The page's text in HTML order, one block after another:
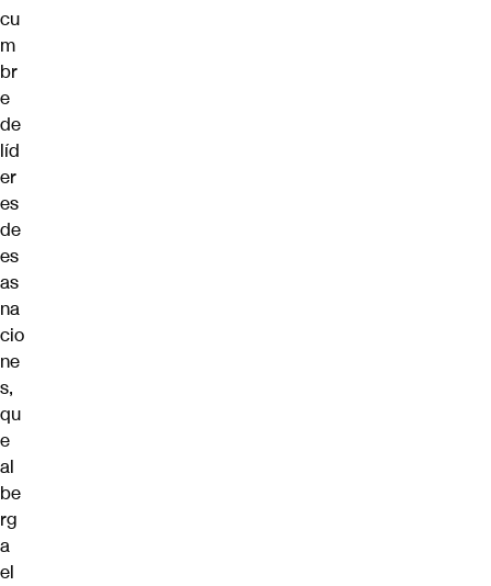
cu
m
br
e
de
líd
er
es
de
es
as
na
cio
ne
s,
qu
e
al
be
rg
a
el